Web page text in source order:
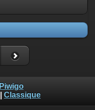
Piwigo
Classique